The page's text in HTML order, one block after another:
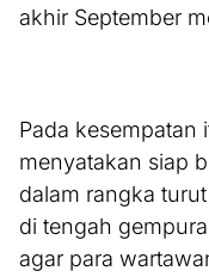
akhir September
Pada kesempatan
menyatakan siap
dalam rangka
di tengah
agar para